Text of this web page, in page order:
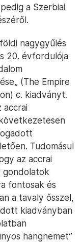
a Szerbiai
nagygyűlés
20. évfordulója
(The Empire
c. kiadványt.
accrai
Tudomásul
az accrai
gondolatok
fontosak és
a tavaly ősszel,
kiadványban
hangnemet”